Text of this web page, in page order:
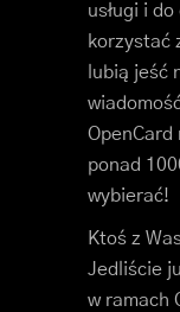
usługi i
korzystać
lubią jeść
OpenCard
ponad
wybierać!
Ktoś z
Jedliście
w ramach